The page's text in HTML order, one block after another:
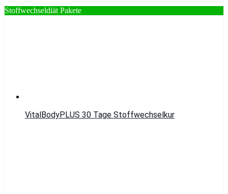
Stoffwechseldiät Pakete
VitalBodyPLUS 30 Tage Stoffwechselkur